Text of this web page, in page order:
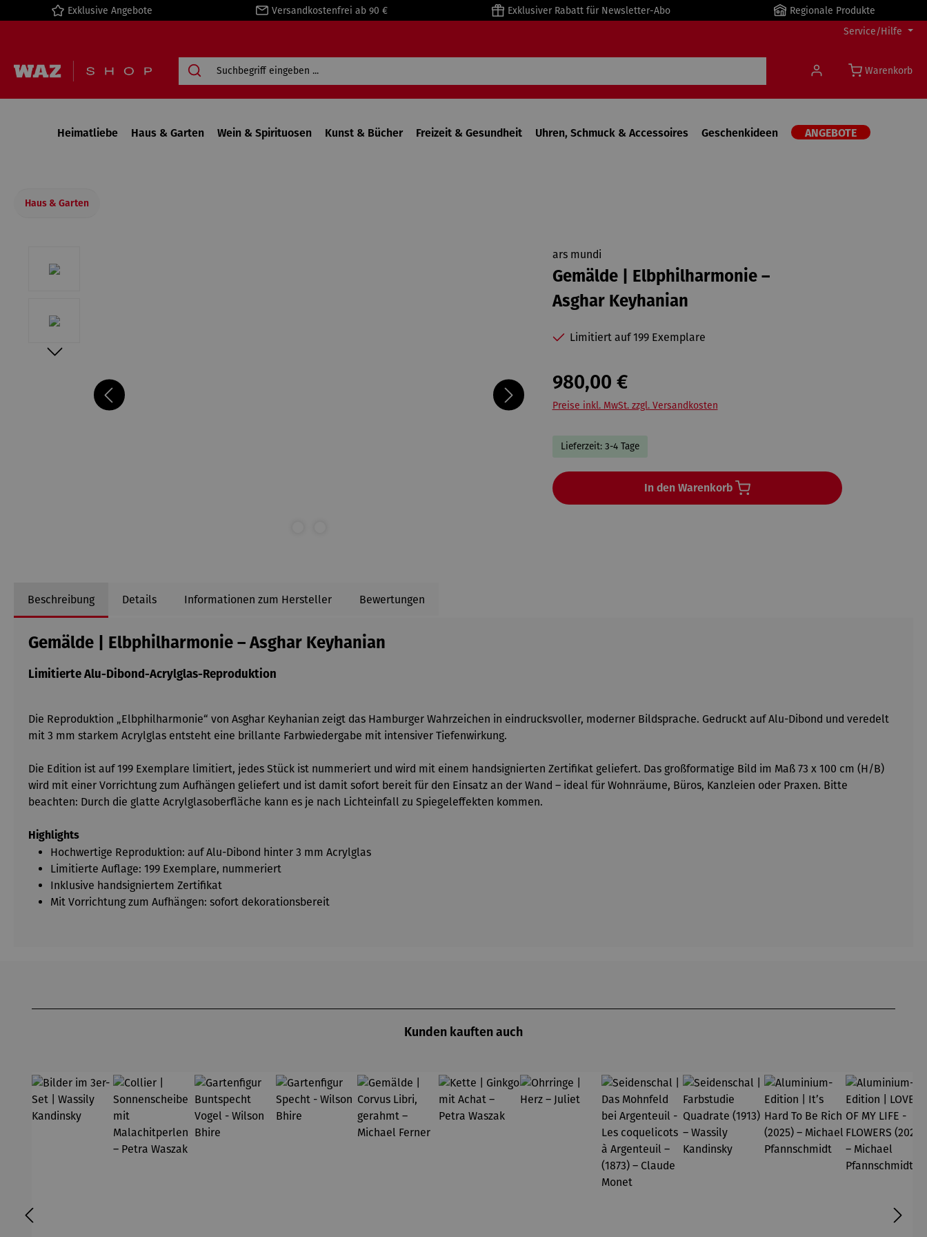
Zur Hauptnavigation springen
Exklusive Angebote Versandkostenfrei ab 90 € Exklusiver Rabatt für Newsletter-Abo
Regionale Produkte
Service/Hilfe
Warenkorb
Heimatliebe Haus & Garten Wein & Spirituosen Kunst & Bücher Freizeit & Gesundheit Uhren, Schmuck & Accessoires Geschenkideen ANGEBOTE
Haus & Garten
ars mundi
Gemälde | Elbphilharmonie –
Asghar Keyhanian
Limitiert auf 199 Exemplare
980,00 €
Preise inkl. MwSt. zzgl. Versandkosten
Lieferzeit: 3-4 Tage
In den Warenkorb
Beschreibung Details Informationen zum Hersteller Bewertungen
Gemälde | Elbphilharmonie – Asghar Keyhanian
Limitierte Alu-Dibond-Acrylglas-Reproduktion
Die Reproduktion „Elbphilharmonie“ von Asghar Keyhanian zeigt das Hamburger Wahrzeichen in eindrucksvoller, moderner Bildsprache. Gedruckt auf Alu-Dibond und veredelt
mit 3 mm starkem Acrylglas entsteht eine brillante Farbwiedergabe mit intensiver Tiefenwirkung.
Die Edition ist auf 199 Exemplare limitiert, jedes Stück ist nummeriert und wird mit einem handsignierten Zertifikat geliefert. Das großformatige Bild im Maß 73 x 100 cm (H/B)
wird mit einer Vorrichtung zum Aufhängen geliefert und ist damit sofort bereit für den Einsatz an der Wand – ideal für Wohnräume, Büros, Kanzleien oder Praxen. Bitte
beachten: Durch die glatte Acrylglasoberfläche kann es je nach Lichteinfall zu Spiegeleffekten kommen.
Highlights
Hochwertige Reproduktion: auf Alu-Dibond hinter 3 mm Acrylglas
Limitierte Auflage: 199 Exemplare, nummeriert
Inklusive handsigniertem Zertifikat
Mit Vorrichtung zum Aufhängen: sofort dekorationsbereit
Kunden kauften auch